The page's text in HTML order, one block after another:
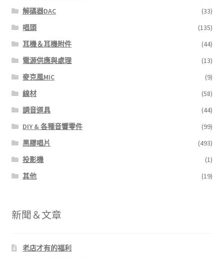
解碼器DAC
(33)
唱頭
(135)
耳機＆耳機附件
(44)
電源供應與處理
(13)
麥克風MIC
(9)
線材
(58)
調音道具
(44)
DIY & 各種音響零件
(99)
黑膠唱片
(493)
投影機
(1)
其他
(19)
新聞＆文章
老店才有的福利